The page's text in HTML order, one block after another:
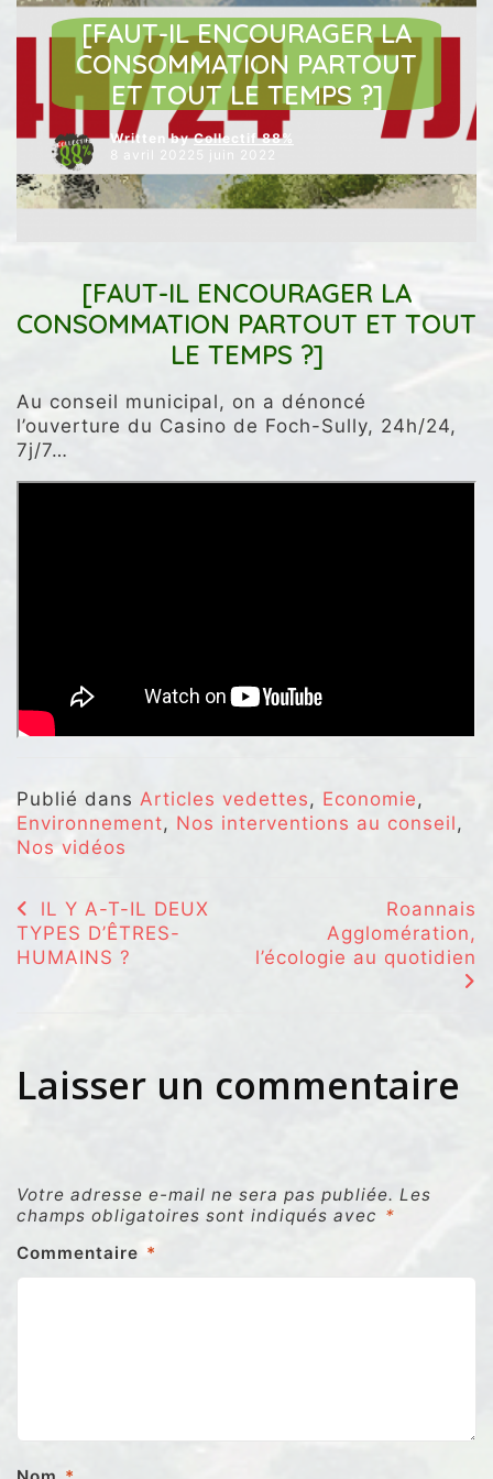
[FAUT-IL ENCOURAGER LA
CONSOMMATION PARTOUT
ET TOUT LE TEMPS ?]
Written byCollectif 88%
8 avril 20225 juin 2022
[FAUT-IL ENCOURAGER LA
CONSOMMATION PARTOUT ET TOUT
LE TEMPS ?]
Au conseil municipal, on a dénoncé
l’ouverture du Casino de Foch-Sully, 24h/24,
7j/7…
Publié dans Articles vedettes , Economie ,
Environnement, Nos interventions au conseil ,
Nos vidéos
Navigation
de
lL Y A-T-IL DEUX
TYPES D’ÊTRES-
HUMAINS ?
Roannais
Agglomération,
l’écologie au quotidien
Laisser un commentaire
Votre adresse e-mail ne sera pas publiée. Les
champs obligatoires sont indiqués avec *
Commentaire *